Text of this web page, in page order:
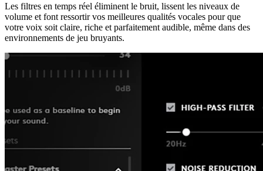
Les filtres en temps réel éliminent le bruit, lissent les niveaux de
volume et font ressortir vos meilleures qualités vocales pour que
votre voix soit claire, riche et parfaitement audible, même dans des
environnements de jeu bruyants.